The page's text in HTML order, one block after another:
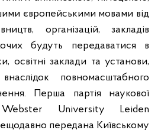
європейськими мовами від
організацій, закладів
будуть передаватися в
освітні заклади та установи,
повномасштабного
Перша партія наукової
University Leiden
передана Київському